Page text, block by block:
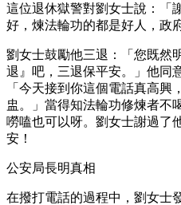
這位退休獄警對劉女士說：「
好，煉法輪功的都是好人，政
劉女士鼓勵他三退：「您既然
退』吧，三退保平安。」他同
「今天接到你這個電話真高
盅。」當得知法輪功修煉者不
嘮嗑也可以呀。劉女士謝過了
安！
公安局長明真相
在撥打電話的過程中，劉女士